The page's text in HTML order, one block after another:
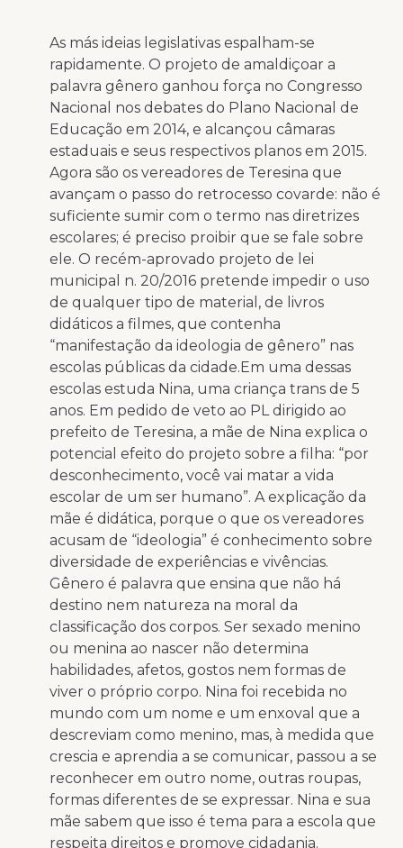
As más ideias legislativas espalham-se
rapidamente. O projeto de amaldiçoar a
palavra gênero ganhou força no Congresso
Nacional nos debates do Plano Nacional de
Educação em 2014, e alcançou câmaras
estaduais e seus respectivos planos em 2015.
Agora são os vereadores de Teresina que
avançam o passo do retrocesso covarde: não é
suficiente sumir com o termo nas diretrizes
escolares; é preciso proibir que se fale sobre
ele. O recém-aprovado projeto de lei
municipal n. 20/2016 pretende impedir o uso
de qualquer tipo de material, de livros
didáticos a filmes, que contenha
“manifestação da ideologia de gênero” nas
escolas públicas da cidade.Em uma dessas
escolas estuda Nina, uma criança trans de 5
anos. Em pedido de veto ao PL dirigido ao
prefeito de Teresina, a mãe de Nina explica o
potencial efeito do projeto sobre a filha: “por
desconhecimento, você vai matar a vida
escolar de um ser humano”. A explicação da
mãe é didática, porque o que os vereadores
acusam de “ideologia” é conhecimento sobre
diversidade de experiências e vivências.
Gênero é palavra que ensina que não há
destino nem natureza na moral da
classificação dos corpos. Ser sexado menino
ou menina ao nascer não determina
habilidades, afetos, gostos nem formas de
viver o próprio corpo. Nina foi recebida no
mundo com um nome e um enxoval que a
descreviam como menino, mas, à medida que
crescia e aprendia a se comunicar, passou a se
reconhecer em outro nome, outras roupas,
formas diferentes de se expressar. Nina e sua
mãe sabem que isso é tema para a escola que
respeita direitos e promove cidadania.